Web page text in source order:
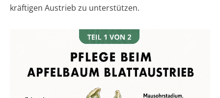
kräftigen Austrieb zu unterstützen.